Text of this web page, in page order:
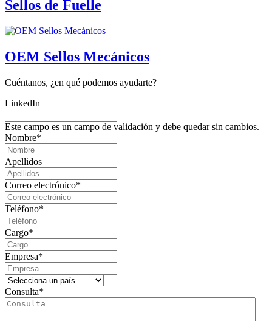
Sellos de Fuelle
OEM Sellos Mecánicos
Cuéntanos, ¿en qué podemos ayudarte?
LinkedIn
Este campo es un campo de validación y debe quedar sin cambios.
Nombre*
Apellidos
Correo electrónico*
Teléfono*
Cargo*
Empresa*
Consulta*